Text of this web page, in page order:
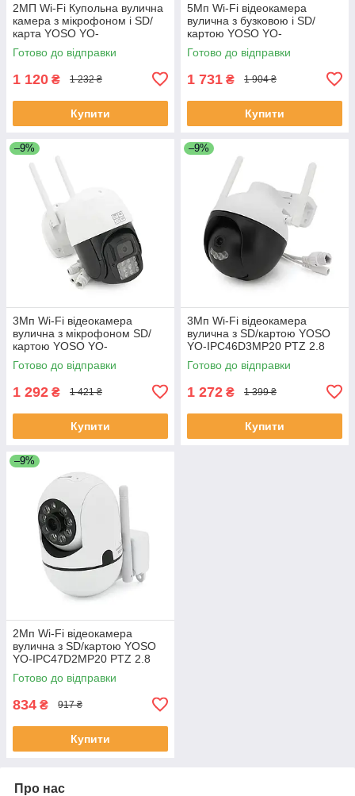
2MП Wi-Fi Купольна вулична
камера з мікрофоном і SD/
карта YOSO YO-
IPC56D2MP20 2.8 mm V380
ЕКОБОКС
Готово до відправки
1 120 ₴ 1 232 ₴
Купити
5Мп Wi-Fi відеокамера
вулична з бузковою і SD/
картою YOSO YO-
IPC43D5MP50 PTZ 2.8mm
V380 ЕКОБОКС
Готово до відправки
1 731 ₴ 1 904 ₴
Купити
–9%
3Мп Wi-Fi відеокамера
вулична з мікрофоном SD/
картою YOSO YO-
IPC57D3MP50 PTZ 2.8 mm
V380 ЕКОБОКС
Готово до відправки
1 292 ₴ 1 421 ₴
Купити
–9%
3Мп Wi-Fi відеокамера
вулична з SD/картою YOSO
YO-IPC46D3MP20 PTZ 2.8
mm V380 ЕКОБОКС
Готово до відправки
1 272 ₴ 1 399 ₴
Купити
–9%
2Мп Wi-Fi відеокамера
вулична з SD/картою YOSO
YO-IPC47D2MP20 PTZ 2.8
mm IP44 V380 ЕКОБОКС
Готово до відправки
834 ₴ 917 ₴
Купити
Про нас